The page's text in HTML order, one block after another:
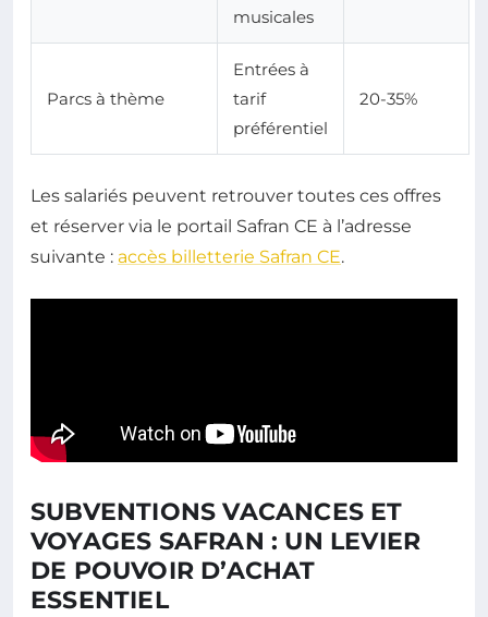
musicales
Parcs à thème
Entrées à
tarif
préférentiel
20-35%
Les salariés peuvent retrouver toutes ces offres
et réserver via le portail Safran CE à l’adresse
suivante : accès billetterie Safran CE.
SUBVENTIONS VACANCES ET
VOYAGES SAFRAN : UN LEVIER
DE POUVOIR D’ACHAT
ESSENTIEL